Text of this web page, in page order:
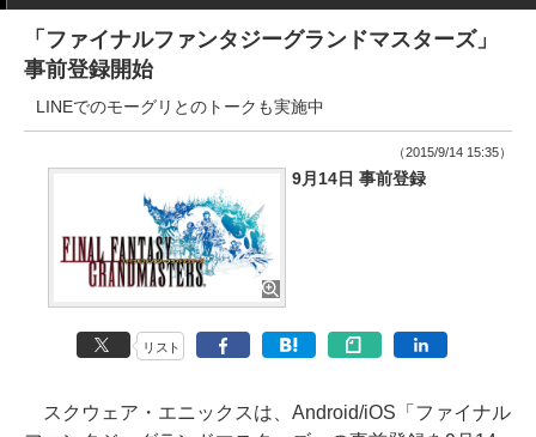
「ファイナルファンタジーグランドマスターズ」
事前登録開始
LINEでのモーグリとのトークも実施中
（2015/9/14 15:35）
9月14日 事前登録
リスト
スクウェア・エニックスは、Android/iOS「ファイナル